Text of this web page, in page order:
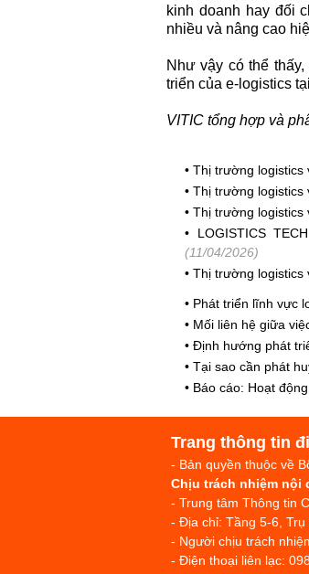
kinh doanh hay đối
nhiều và nâng cao
Như vậy có thể
triển của e-logistics
VITIC tổng hợp và
• Thị trường logistics
• Thị trường logistics
• Thị trường logistics
• LOGISTICS
(11/04/2026)
• Thị trường logistics
• Phát triển lĩnh vực
• Mối liên hệ giữa
• Định hướng phát
• Tại sao cần phát
• Báo cáo: Hoạt
Trang thông tin
- Bản quyền thuộc về
Chịu trách nhiệm nội
- Trung tâm Thông tin
- Địa chỉ: Tầng 5-6,
- Người chịu trách
- Điện thoại liên lạc: